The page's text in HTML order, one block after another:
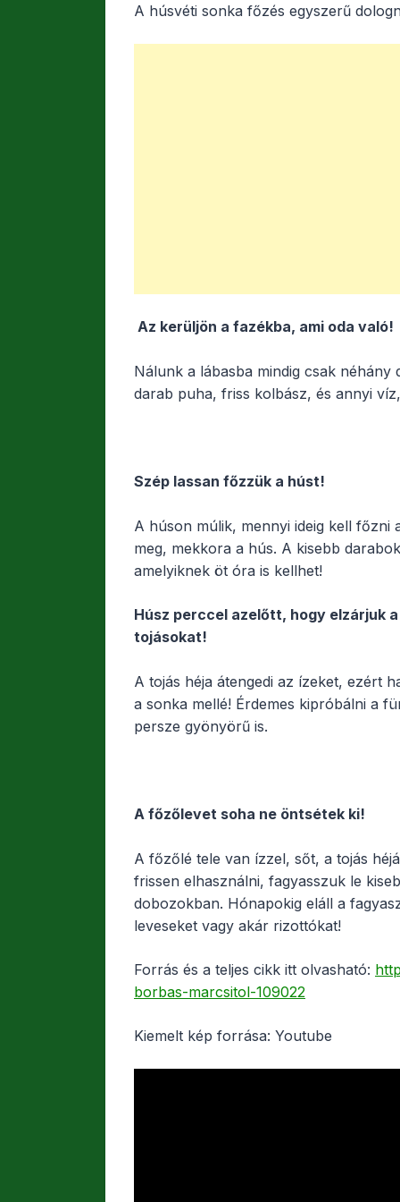
c
e
itt
er
ail s
z
A húsvéti sonka főzés egyszerű
Az kerüljön a fazékba, ami oda való!
Nálunk a lábasba mindig csak
darab puha, friss kolbász, és annyi
Szép lassan főzzük a húst!
A húson múlik, mennyi ideig kell főzni
meg, mekkora a hús. A kisebb
amelyiknek öt óra is kellhet!
Húsz perccel azelőtt, hogy elzárjuk
tojásokat!
A tojás héja átengedi az ízeket, ezért
a sonka mellé! Érdemes kipróbálni a
persze gyönyörű is.
A főzőlevet soha ne öntsétek ki!
A főzőlé tele van ízzel, sőt, a tojás
frissen elhasználni, fagyasszuk le
dobozokban. Hónapokig eláll a
leveseket vagy akár rizottókat!
Forrás és a teljes cikk itt olvasható:
borbas-marcsitol-109022
Kiemelt kép forrása: Youtube